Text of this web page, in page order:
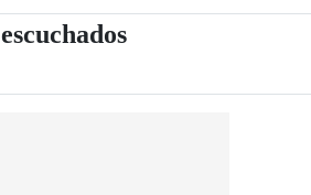
escuchados- Periódico El